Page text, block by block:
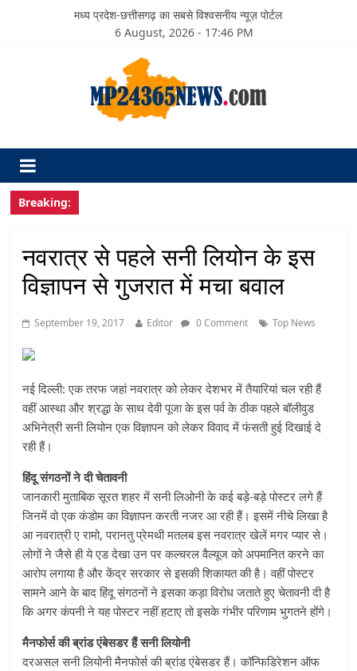
मध्य प्रदेश-छत्तीसगढ़ का सबसे विश्वसनीय न्यूज़ पोर्टल
6 August, 2026 - 17:46 PM
Breaking:
नवरात्र से पहले सनी लियोन के इस
विज्ञापन से गुजरात में मचा बवाल
September 19, 2017 Editor 0 Comment Top News
नई दिल्ली: एक तरफ जहां नवरात्र को लेकर देशभर में तैयारियां चल रही हैं
वहीं आस्था और श्रद्धा के साथ देवी पूजा के इस पर्व के ठीक पहले बॉलीवुड
अभिनेत्री सनी लियोन एक विज्ञापन को लेकर विवाद में फंसती हुई दिखाई दे
रही हैं।
हिंदू संगठनों ने दी चेतावनी
जानकारी मुताबिक सूरत शहर में सनी लिओनी के कई बड़े-बड़े पोस्टर लगे हैं
जिनमें वो एक कंडोम का विज्ञापन करती नजर आ रही हैं। इसमें नीचे लिखा है
आ नवरात्री ए रामो, परानतु प्रेमथी मतलब इस नवरात्र खेलें मगर प्यार से।
लोगों ने जैसे ही ये एड देखा उन पर कल्चरल वैल्यूज को अपमानित करने का
आरोप लगाया है और केंद्र सरकार से इसकी शिकायत की है। वहीं पोस्टर
सामने आने के बाद हिंदू संगठनों ने इसका कड़ा विरोध जताते हुए चेतावनी दी है
कि अगर कंपनी ने यह पोस्टर नहीं हटाए तो इसके गंभीर परिणाम भुगतने होंगे।
मैनफोर्स की ब्रांड एंबेसडर हैं सनी लियोनी
दरअसल सनी लियोनी मैनफोर्स की ब्रांड एंबेसडर हैं। कॉन्फिडिरेशन ऑफ